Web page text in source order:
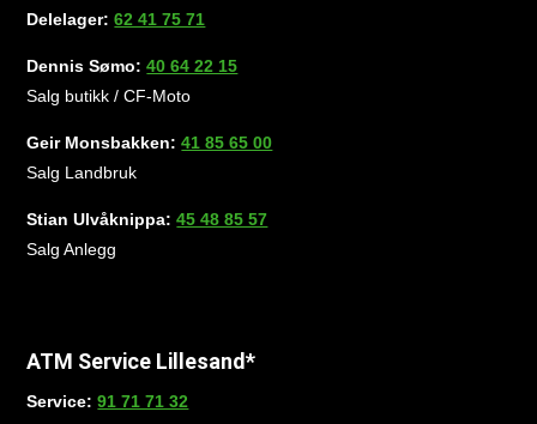
Delelager:62 41 75 71
Dennis Sømo:40 64 22 15
Salg butikk / CF-Moto
Geir Monsbakken:41 85 65 00
Salg Landbruk
Stian Ulvåknippa:45 48 85 57
Salg Anlegg
ATM Service Lillesand*
Service:91 71 71 32